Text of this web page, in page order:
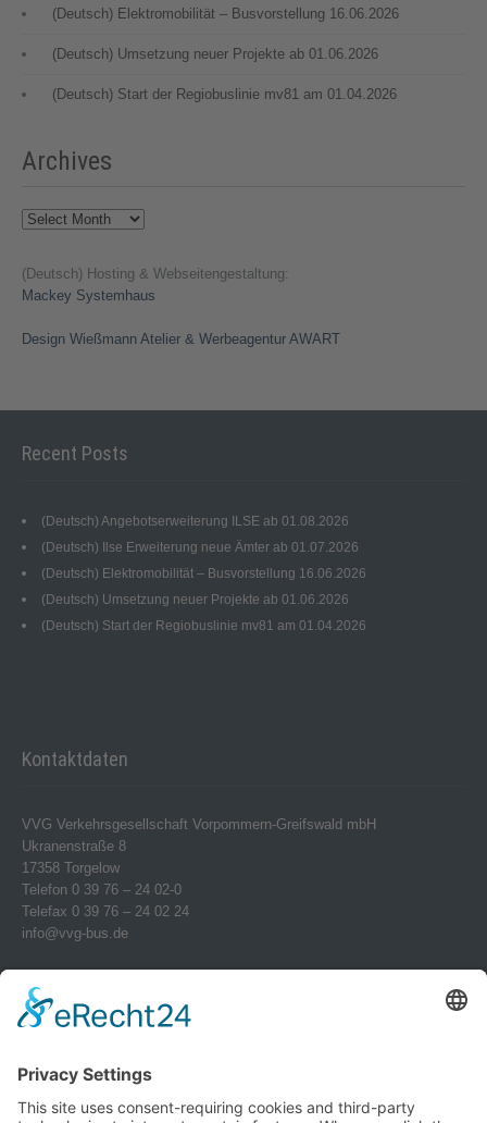
(Deutsch) Elektromobilität – Busvorstellung 16.06.2026
(Deutsch) Umsetzung neuer Projekte ab 01.06.2026
(Deutsch) Start der Regiobuslinie mv81 am 01.04.2026
Archives
Archives
(Deutsch) Hosting & Webseitengestaltung:
Mackey Systemhaus
Design Wießmann Atelier & Werbeagentur AWART
Recent Posts
(Deutsch) Angebotserweiterung ILSE ab 01.08.2026
(Deutsch) Ilse Erweiterung neue Ämter ab 01.07.2026
(Deutsch) Elektromobilität – Busvorstellung 16.06.2026
(Deutsch) Umsetzung neuer Projekte ab 01.06.2026
(Deutsch) Start der Regiobuslinie mv81 am 01.04.2026
Kontaktdaten
VVG Verkehrsgesellschaft Vorpommern-Greifswald mbH
Ukranenstraße 8
17358 Torgelow
Telefon 0 39 76 – 24 02-0
Telefax 0 39 76 – 24 02 24
info@vvg-bus.de
Torgelower Str. 18
17309 Pasewalk
Betriebshof Jarmen
Demminer Str. 43
17126 Jarmen